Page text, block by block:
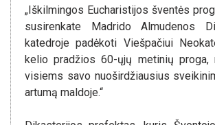
„Iškilmingos Eucharistijos šventės
susirenkate Madrido Almudenos
katedroje padėkoti Viešpačiui
kelio pradžios 60-ųjų metinių proga,
visiems savo nuoširdžiausius
artumą maldoje.“